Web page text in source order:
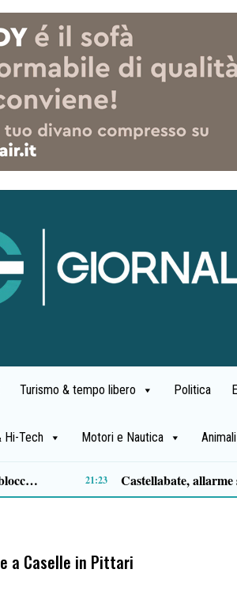
Turismo & tempo libero Politica
Hi-Tech Motori e Nautica Animali
Premio Terre del Bussento, si alza il sipario: stasera Roberto Fico apre l’11ª edizione 14:35
a Caselle in Pittari